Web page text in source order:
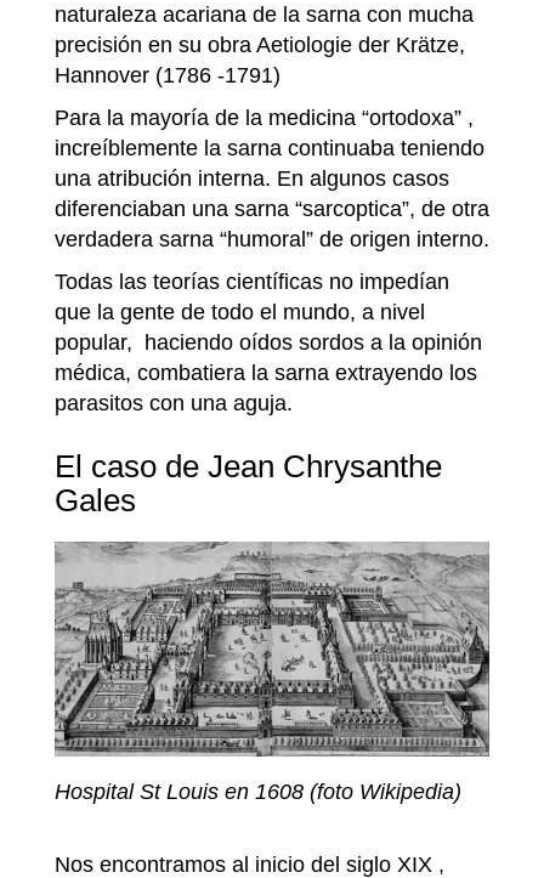
naturaleza acariana de la sarna con mucha
precisión en su obra Aetiologie der Krätze,
Hannover (1786 -1791)
Para la mayoría de la medicina “ortodoxa” ,
increíblemente la sarna continuaba teniendo
una atribución interna. En algunos casos
diferenciaban una sarna “sarcoptica”, de otra
verdadera sarna “humoral” de origen interno.
Todas las teorías científicas no impedían
que la gente de todo el mundo, a nivel
popular, haciendo oídos sordos a la opinión
médica, combatiera la sarna extrayendo los
parasitos con una aguja.
El caso de Jean Chrysanthe
Gales
Hospital St Louis en 1608 (foto Wikipedia)
Nos encontramos al inicio del siglo XIX ,